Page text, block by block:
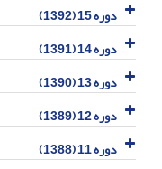
دوره 15 (1392)
دوره 14 (1391)
دوره 13 (1390)
دوره 12 (1389)
دوره 11 (1388)